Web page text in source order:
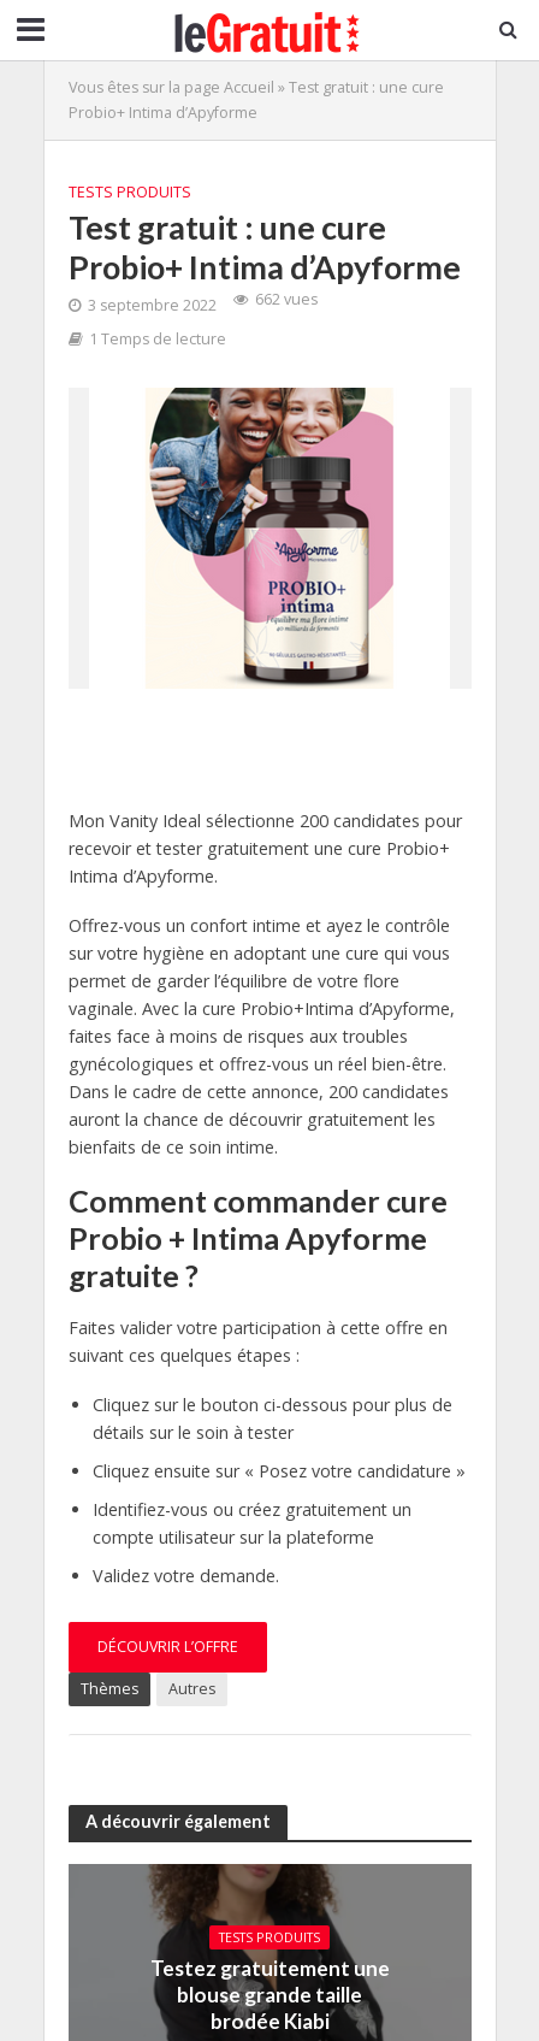
Vous êtes sur la page Accueil »Test gratuit : une cure
Probio+ Intima d’Apyforme
TESTS PRODUITS
Test gratuit : une cure
Probio+ Intima d’Apyforme
3 septembre 2022
662 vues
1 Temps de lecture
Mon Vanity Ideal sélectionne 200 candidates pour
recevoir et tester gratuitement une cure Probio+
Intima d’Apyforme.
Offrez-vous un confort intime et ayez le contrôle
sur votre hygiène en adoptant une cure qui vous
permet de garder l’équilibre de votre flore
vaginale. Avec la cure Probio+Intima d’Apyforme,
faites face à moins de risques aux troubles
gynécologiques et offrez-vous un réel bien-être.
Dans le cadre de cette annonce, 200 candidates
auront la chance de découvrir gratuitement les
bienfaits de ce soin intime.
Comment commander cure
Probio + Intima Apyforme
gratuite ?
Faites valider votre participation à cette offre en
suivant ces quelques étapes :
Cliquez sur le bouton ci-dessous pour plus de
détails sur le soin à tester
Cliquez ensuite sur « Posez votre candidature »
Identifiez-vous ou créez gratuitement un
compte utilisateur sur la plateforme
Validez votre demande.
DÉCOUVRIR L’OFFRE
Thèmes Autres
A découvrir également
TESTS PRODUITS
Testez gratuitement une
blouse grande taille
brodée Kiabi